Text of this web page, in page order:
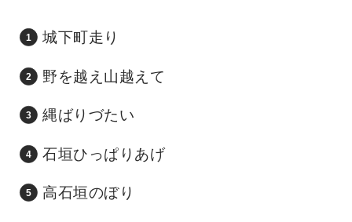
城下町走り
野を越え山越えて
縄ばりづたい
石垣ひっぱりあげ
高石垣のぼり